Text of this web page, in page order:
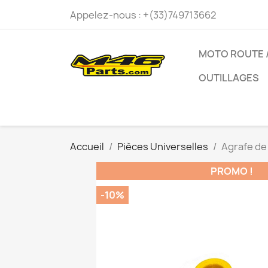
Appelez-nous : +(33)749713662
MOTO ROUTE
OUTILLAGES
Accueil Pièces Universelles
Agrafe
PROMO !
-10%